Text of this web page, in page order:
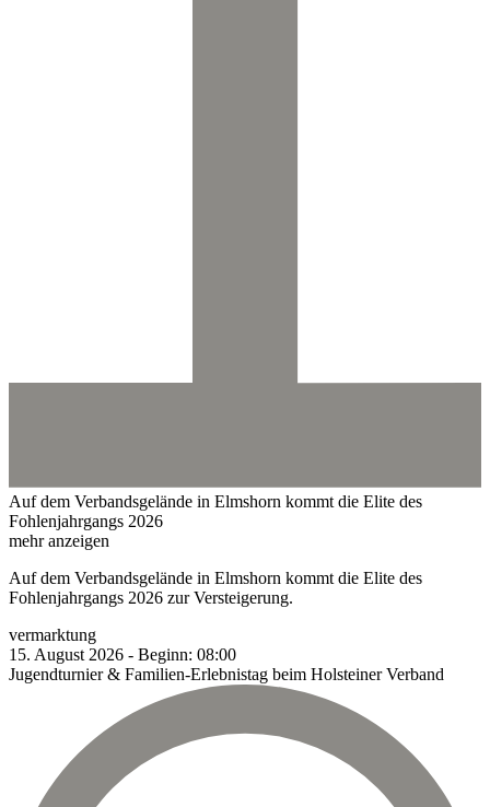
Auf dem Verbandsgelände in Elmshorn kommt die Elite des
Fohlenjahrgangs 2026
mehr anzeigen
Auf dem Verbandsgelände in Elmshorn kommt die Elite des
Fohlenjahrgangs 2026 zur Versteigerung.
vermarktung
15. August 2026 - Beginn: 08:00
Jugendturnier & Familien-Erlebnistag beim Holsteiner Verband